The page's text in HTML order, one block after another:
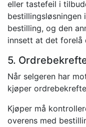
eller tastefeil i
bestilling, og den
innsett at det forelå
5.
Når selgeren har
kjøper
Kjøper må
overens med